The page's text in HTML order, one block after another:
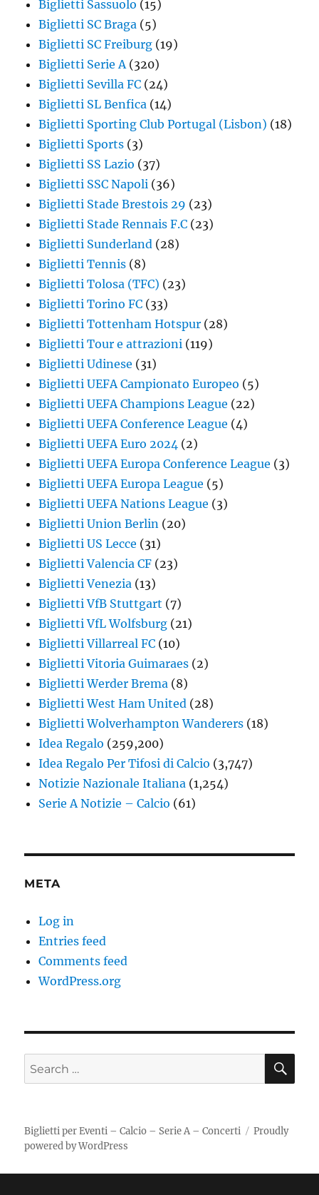
Biglietti Sassuolo (15)
Biglietti SC Braga (5)
Biglietti SC Freiburg (19)
Biglietti Serie A(320)
Biglietti Sevilla FC (24)
Biglietti SL Benfica (14)
Biglietti Sporting Club Portugal (Lisbon) (18)
Biglietti Sports (3)
Biglietti SS Lazio (37)
Biglietti SSC Napoli (36)
Biglietti Stade Brestois 29 (23)
Biglietti Stade Rennais F.C (23)
Biglietti Sunderland (28)
Biglietti Tennis (8)
Biglietti Tolosa (TFC) (23)
Biglietti Torino FC (33)
Biglietti Tottenham Hotspur (28)
Biglietti Tour e attrazioni (119)
Biglietti Udinese (31)
Biglietti UEFA Campionato Europeo (5)
Biglietti UEFA Champions League (22)
Biglietti UEFA Conference League (4)
Biglietti UEFA Euro 2024 (2)
Biglietti UEFA Europa Conference League (3)
Biglietti UEFA Europa League (5)
Biglietti UEFA Nations League (3)
Biglietti Union Berlin (20)
Biglietti US Lecce (31)
Biglietti Valencia CF (23)
Biglietti Venezia (13)
Biglietti VfB Stuttgart (7)
Biglietti VfL Wolfsburg (21)
Biglietti Villarreal FC (10)
Biglietti Vitoria Guimaraes (2)
Biglietti Werder Brema (8)
Biglietti West Ham United (28)
Biglietti Wolverhampton Wanderers (18)
Idea Regalo (259,200)
Idea Regalo Per Tifosi di Calcio (3,747)
Notizie Nazionale Italiana (1,254)
Serie A Notizie – Calcio (61)
META
Log in
Entries feed
Comments feed
WordPress.org
Search
for:
Biglietti per Eventi – Calcio – Serie A – Concerti
Proudly
powered by WordPress